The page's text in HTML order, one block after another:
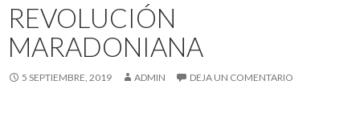
REVOLUCIÓN
MARADONIANA
5 SEPTIEMBRE, 2019 ADMIN DEJA UN COMENTARIO